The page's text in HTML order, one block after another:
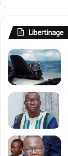
Libertinage